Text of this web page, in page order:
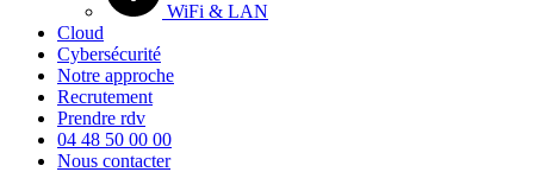
WiFi & LAN
Cloud
Cybersécurité
Notre approche
Recrutement
Prendre rdv
04 48 50 00 00
Nous contacter